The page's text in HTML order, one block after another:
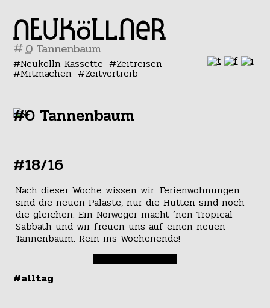
#
Neukölln Kassette Zeitreisen
Mitmachen Zeitvertreib
#O Tannenbaum
#18/16
Nach dieser Woche wissen wir: Ferienwohnungen
sind die neuen Paläste, nur die Hütten sind noch
die gleichen. Ein Norweger macht ’nen Tropical
Sabbath und wir freuen uns auf einen neuen
Tannenbaum. Rein ins Wochenende!
#alltag